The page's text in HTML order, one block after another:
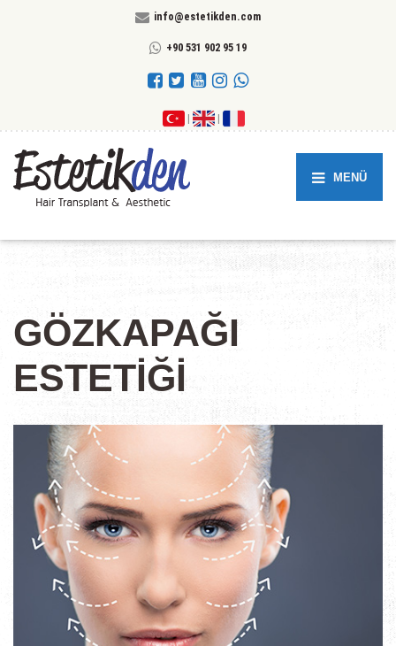
info@estetikden.com
+90 531 902 95 19
| |
MENÜ
GÖZKAPAĞI
ESTETİĞİ